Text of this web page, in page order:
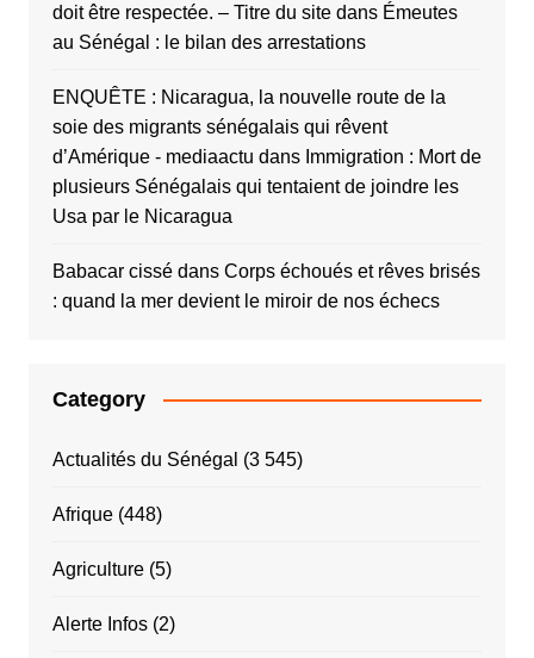
doit être respectée. – Titre du sitedans Émeutes
au Sénégal : le bilan des arrestations
ENQUÊTE : Nicaragua, la nouvelle route de la
soie des migrants sénégalais qui rêvent
d’Amérique - mediaactu dans Immigration : Mort de
plusieurs Sénégalais qui tentaient de joindre les
Usa par le Nicaragua
Babacar cissédans Corps échoués et rêves brisés
: quand la mer devient le miroir de nos échecs
Category
Actualités du Sénégal (3 545)
Afrique(448)
Agriculture(5)
Alerte Infos(2)